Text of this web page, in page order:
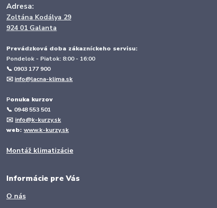
Adresa:
Zoltána Kodálya 29
924 01 Galanta
Prevádzková doba zákazníckeho servisu:
Pondelok - Piatok: 8:00 - 16:00
📞 0903 177 900
✉️ info@lacna-klima.sk
Ponuka kurzov
📞 0948 553 501
✉️ info@k-kurzy.sk
web:www.k-kurzy.sk
Montáž klimatizácie
Informácie pre Vás
O nás